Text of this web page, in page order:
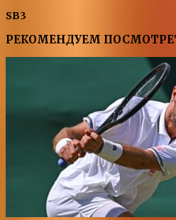
SB3
РЕКОМЕНДУЕМ